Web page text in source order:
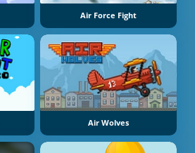
Air Force Fight
Air Wolves